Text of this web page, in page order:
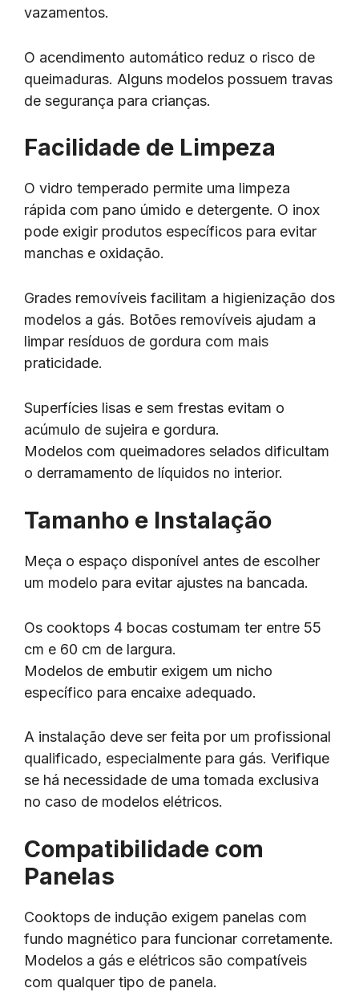
vazamentos.
O acendimento automático reduz o risco de
queimaduras. Alguns modelos possuem travas
de segurança para crianças.
Facilidade de Limpeza
O vidro temperado permite uma limpeza
rápida com pano úmido e detergente. O inox
pode exigir produtos específicos para evitar
manchas e oxidação.
Grades removíveis facilitam a higienização dos
modelos a gás. Botões removíveis ajudam a
limpar resíduos de gordura com mais
praticidade.
Superfícies lisas e sem frestas evitam o
acúmulo de sujeira e gordura.
Modelos com queimadores selados dificultam
o derramamento de líquidos no interior.
Tamanho e Instalação
Meça o espaço disponível antes de escolher
um modelo para evitar ajustes na bancada.
Os cooktops 4 bocas costumam ter entre 55
cm e 60 cm de largura.
Modelos de embutir exigem um nicho
específico para encaixe adequado.
A instalação deve ser feita por um profissional
qualificado, especialmente para gás. Verifique
se há necessidade de uma tomada exclusiva
no caso de modelos elétricos.
Compatibilidade com
Panelas
Cooktops de indução exigem panelas com
fundo magnético para funcionar corretamente.
Modelos a gás e elétricos são compatíveis
com qualquer tipo de panela.